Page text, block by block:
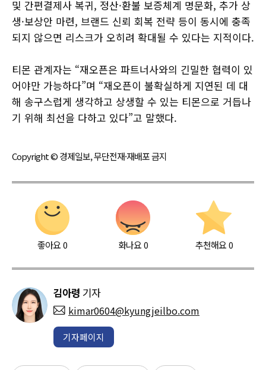
및 간편결제사 복귀, 정산·환불 보증체계 명문화, 추가 상
생·보상안 마련, 브랜드 신뢰 회복 전략 등이 동시에 충족
되지 않으면 리스크가 오히려 확대될 수 있다는 지적이다.
티몬 관계자는 “재오픈은 파트너사와의 긴밀한 협력이 있
어야만 가능하다”며 “재오픈이 불확실하게 지연된 데 대
해 송구스럽게 생각하고 상생할 수 있는 티몬으로 거듭나
기 위해 최선을 다하고 있다”고 말했다.
Copyright © 경제일보, 무단전재·재배포 금지
좋아요0 화나요0 추천해요 0
김아령 기자
kimar0604@kyungjeilbo.com
기자페이지